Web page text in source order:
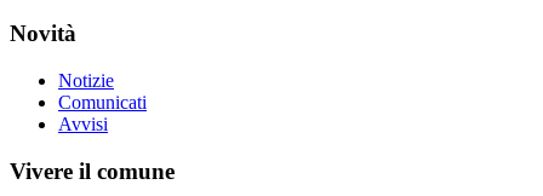
Novità
Notizie
Comunicati
Avvisi
Vivere il comune